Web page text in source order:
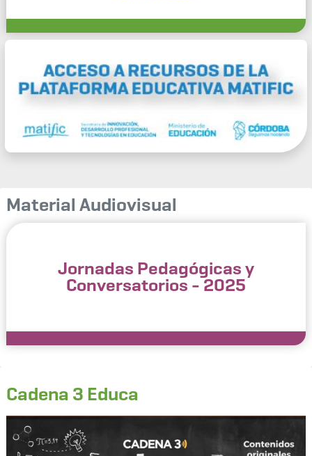
Material Audiovisual
Jornadas Pedagógicas y
Conversatorios - 2025
Cadena 3 Educa